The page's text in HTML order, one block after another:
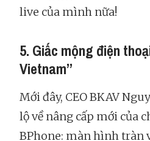
live của mình nữa!
5. Giấc mộng điện
Vietnam”
Mới đây, CEO BKAV
lộ về nâng cấp mới của
BPhone: màn hình tràn